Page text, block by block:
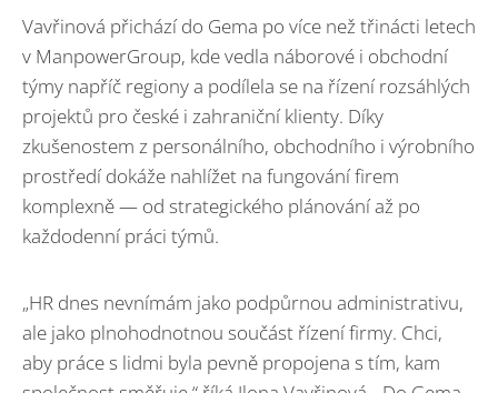
Vavřinová přichází do Gema po více než třinácti letech
v ManpowerGroup, kde vedla náborové i obchodní
týmy napříč regiony a podílela se na řízení rozsáhlých
projektů pro české i zahraniční klienty. Díky
zkušenostem z personálního, obchodního i výrobního
prostředí dokáže nahlížet na fungování firem
komplexně — od strategického plánování až po
každodenní práci týmů.
„HR dnes nevnímám jako podpůrnou administrativu,
ale jako plnohodnotnou součást řízení firmy. Chci,
aby práce s lidmi byla pevně propojena s tím, kam